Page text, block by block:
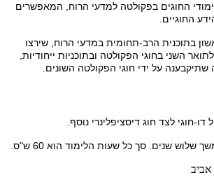
החוגים בפקולטה למדעי הרוח, המאפשרים
החוגיים.
בתוכנית הרב-תחומית במדעי הרוח, שירצו
השני בחוגי הפקולטה ובתוכניות ייחודיות,
שתיקבענה על ידי חוגי הפקולטה השונים.
חוגי לצד חוג דיסציפלינרי נוסף.
שלוש שנים. סך כל שעות הלימוד הוא 60 ש"ס.